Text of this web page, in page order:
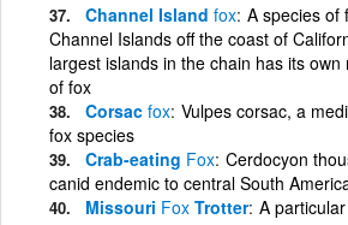
Channel Island fox A species of
Channel Islands off the coast of
largest islands in the chain has its
of fox
Corsac fox Vulpes corsac, a
fox species
Crab-eating Fox Cerdocyon
canid endemic to central South
Missouri Fox Trotter A